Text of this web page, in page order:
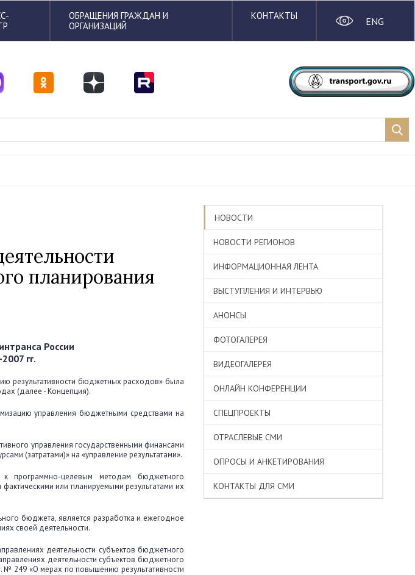
ОБРАЩЕНИЯ ГРАЖДАН И
ОРГАНИЗАЦИЙ
КОНТАКТЫ ENG
планирования
России
гг.
результативности бюджетных расходов» была
(далее - Концепция).
управления бюджетными средствами на
управления государственными финансами
(затратами)» на «управление результатами».
программно-целевым методам бюджетного
или планируемыми результатами их
бюджета, является разработка и ежегодное
своей деятельности.
деятельности субъектов бюджетного
деятельности субъектов бюджетного
№ 249 «О мерах по повышению результативности
НОВОСТИ
НОВОСТИ РЕГИОНОВ
ИНФОРМАЦИОННАЯ ЛЕНТА
ВЫСТУПЛЕНИЯ И ИНТЕРВЬЮ
АНОНСЫ
ФОТОГАЛЕРЕЯ
ВИДЕОГАЛЕРЕЯ
ОНЛАЙН КОНФЕРЕНЦИИ
СПЕЦПРОЕКТЫ
ОТРАСЛЕВЫЕ СМИ
ОПРОСЫ И АНКЕТИРОВАНИЯ
КОНТАКТЫ ДЛЯ СМИ